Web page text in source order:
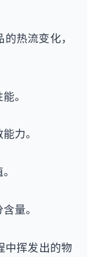
热流变化，
。
力。
量。
中挥发出的物